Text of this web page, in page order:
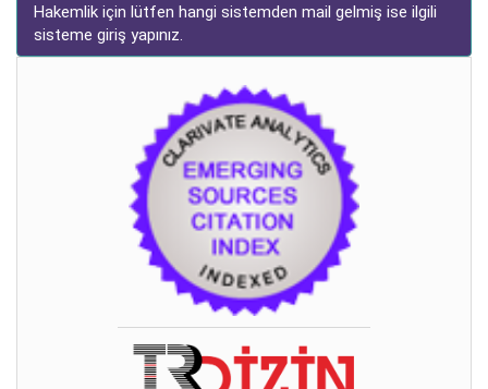
Hakemlik için lütfen hangi sistemden mail gelmiş ise ilgili
sisteme giriş yapınız.